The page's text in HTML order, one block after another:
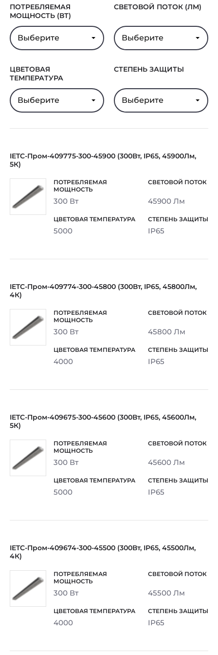
В реестре Минпромторга
Гарантия
ПОТРЕБЛЯЕМАЯ
МОЩНОСТЬ (ВТ)
Выберите
СВЕТОВОЙ ПОТОК (ЛМ)
Выберите
ЦВЕТОВАЯ
ТЕМПЕРАТУРА
Выберите
СТЕПЕНЬ ЗАЩИТЫ
Выберите
IETC-Пром-409775-300-45900 (300Вт, IP65, 45900Лм,
5К)
300 Вт 45900 Лм
5000 IP65
IETC-Пром-409774-300-45800 (300Вт, IP65, 45800Лм,
4К)
300 Вт 45800 Лм
4000 IP65
IETC-Пром-409675-300-45600 (300Вт, IP65, 45600Лм,
5К)
300 Вт 45600 Лм
5000 IP65
IETC-Пром-409674-300-45500 (300Вт, IP65, 45500Лм,
4К)
300 Вт 45500 Лм
4000 IP65